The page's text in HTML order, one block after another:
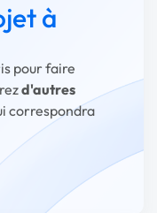
à
pour faire
d'autres
correspondra